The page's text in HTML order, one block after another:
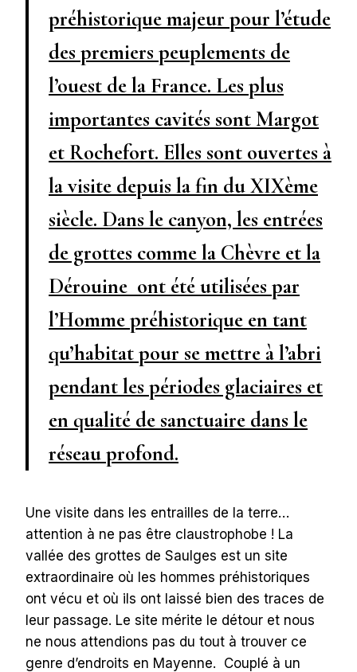
préhistorique majeur pour l’étude
des premiers peuplements de
l’ouest de la France. Les plus
importantes cavités sont Margot
et Rochefort. Elles sont ouvertes à
la visite depuis la fin du XIXème
siècle. Dans le canyon, les entrées
de grottes comme la Chèvre et la
Dérouine ont été utilisées par
l’Homme préhistorique en tant
qu’habitat pour se mettre à l’abri
pendant les périodes glaciaires et
en qualité de sanctuaire dans le
réseau profond.
Une visite dans les entrailles de la terre…
attention à ne pas être claustrophobe ! La
vallée des grottes de Saulges est un site
extraordinaire où les hommes préhistoriques
ont vécu et où ils ont laissé bien des traces de
leur passage. Le site mérite le détour et nous
ne nous attendions pas du tout à trouver ce
genre d’endroits en Mayenne. Couplé à un